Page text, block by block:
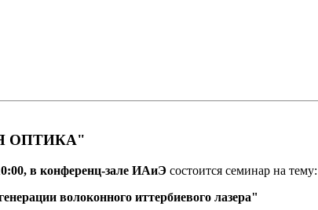
ОПТИКА"
в конференц-зале ИАиЭ состоится семинар на тему:
волоконного иттербиевого лазера"